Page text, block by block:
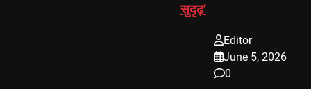
सुदृढ़’
Editor
June 5, 2026
0